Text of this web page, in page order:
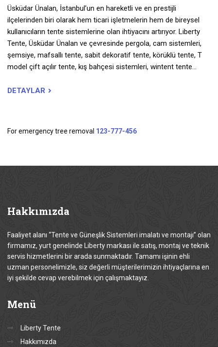
Üsküdar Ünalan, İstanbul’un en hareketli ve en prestijli
ilçelerinden biri olarak hem ticari işletmelerin hem de bireysel
kullanıcıların tente sistemlerine olan ihtiyacını artırıyor. Liberty
Tente, Üsküdar Ünalan ve çevresinde pergola, cam sistemleri,
şemsiye, mafsallı tente, sabit dekoratif tente, körüklü tente, T
model çift açılır tente, kış bahçesi sistemleri, wintent tente…
DETAYLAR
For emergency tree removal 123-777-456
Hakkımızda
Faaliyet alanı “Tente ve Güneşlik Sistemleri imalatı ve montajı” olan
firmamız, yurt genelinde Liberty markası ile satış, montaj ve teknik
servis hizmetlerini bir arada sunmaktadır. Tamamı işinin ehli
uzman personelimizle, siz değerli müşterilerimizin ihtiyaçlarına en
iyi şekilde cevap verebilmek için çalışmaktayız.
Menü
Liberty Tente
Hakkımızda